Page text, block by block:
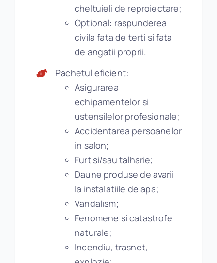
cheltuieli de reproiectare;
Optional: raspunderea
civila fata de terti si fata
de angatii proprii.
Pachetul eficient:
Asigurarea
echipamentelor si
ustensilelor profesionale;
Accidentarea persoanelor
in salon;
Furt si/sau talharie;
Daune produse de avarii
la instalatiile de apa;
Vandalism;
Fenomene si catastrofe
naturale;
Incendiu, trasnet,